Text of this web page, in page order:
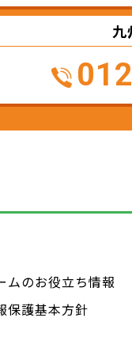
九
ムのお役立ち情報
保護基本方針